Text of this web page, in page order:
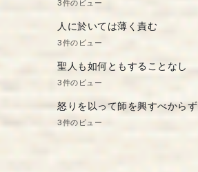
3件のビュー
人に於いては薄く責む
3件のビュー
聖人も如何ともすることなし
3件のビュー
怒りを以って師を興すべからず
3件のビュー